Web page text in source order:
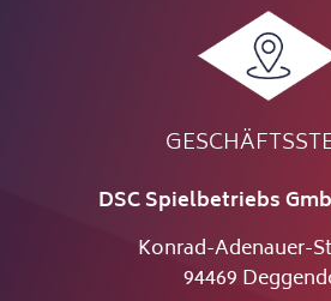
DSC Spielbetriebs
Konrad-Adenauer-
94469